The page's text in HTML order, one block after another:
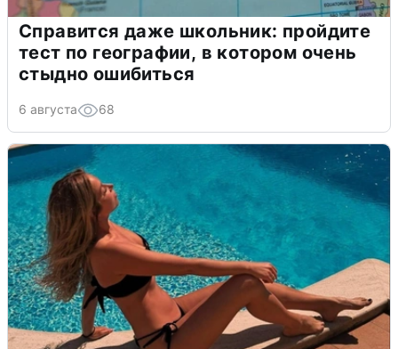
Справится даже школьник: пройдите
тест по географии, в котором очень
стыдно ошибиться
6 августа 68